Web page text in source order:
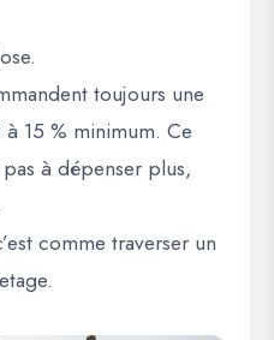
toujours une
à 15 % minimum. Ce
à dépenser plus,
comme traverser un